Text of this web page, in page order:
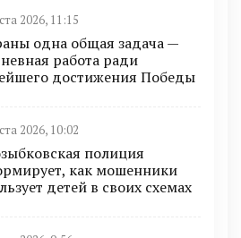
2026, 11:15
одна общая задача —
работа ради
достижения Победы
2026, 10:02
полиция
как мошенники
детей в своих схемах